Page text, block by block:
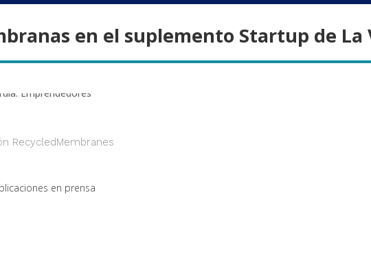
en el suplemento Startup de
RecycledMembranes
en prensa